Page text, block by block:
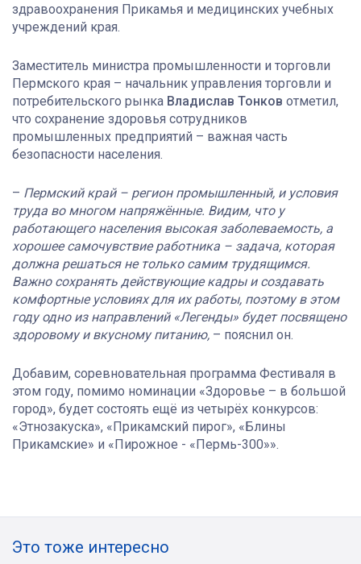
здравоохранения Прикамья и медицинских учебных
учреждений края.
Заместитель министра промышленности и торговли
Пермского края – начальник управления торговли и
потребительского рынка Владислав Тонков отметил,
что сохранение здоровья сотрудников
промышленных предприятий – важная часть
безопасности населения.
– Пермский край – регион промышленный, и условия
труда во многом напряжённые. Видим, что у
работающего населения высокая заболеваемость, а
хорошее самочувствие работника – задача, которая
должна решаться не только самим трудящимся.
Важно сохранять действующие кадры и создавать
комфортные условиях для их работы, поэтому в этом
году одно из направлений «Легенды» будет посвящено
здоровому и вкусному питанию, – пояснил он.
Добавим, соревновательная программа Фестиваля в
этом году, помимо номинации «Здоровье – в большой
город», будет состоять ещё из четырёх конкурсов:
«Этнозакуска», «Прикамский пирог», «Блины
Прикамские» и «Пирожное - «Пермь-300»».
Это тоже интересно